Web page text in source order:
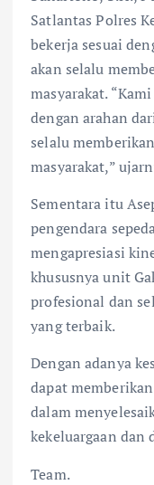
Satlantas Polres
bekerja sesuai
akan selalu
masyarakat.
dengan arahan
selalu
masyarakat,”
Sementara itu
pengendara
mengapresiasi
khususnya unit
profesional dan
yang terbaik.
Dengan adanya
dapat
dalam
kekeluargaan dan
Team.